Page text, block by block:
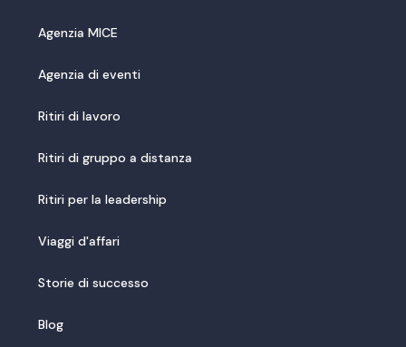
Agenzia MICE
Agenzia di eventi
Ritiri di lavoro
Ritiri di gruppo a distanza
Ritiri per la leadership
Viaggi d'affari
Storie di successo
Blog